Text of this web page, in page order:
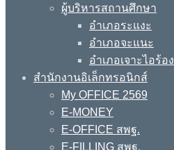
ผู้บริหารสถานศึกษา
อำเภอระแงะ
อำเภอจะแนะ
อำเภอเจาะไอร้อง
สำนักงานอิเล็กทรอนิกส์
My OFFICE 2569
E-MONEY
E-OFFICE สพฐ.
E-FILLING สพฐ.